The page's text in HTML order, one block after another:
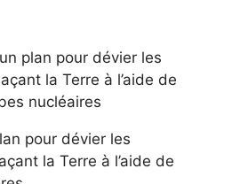
pour dévier les
la Terre à l’aide de